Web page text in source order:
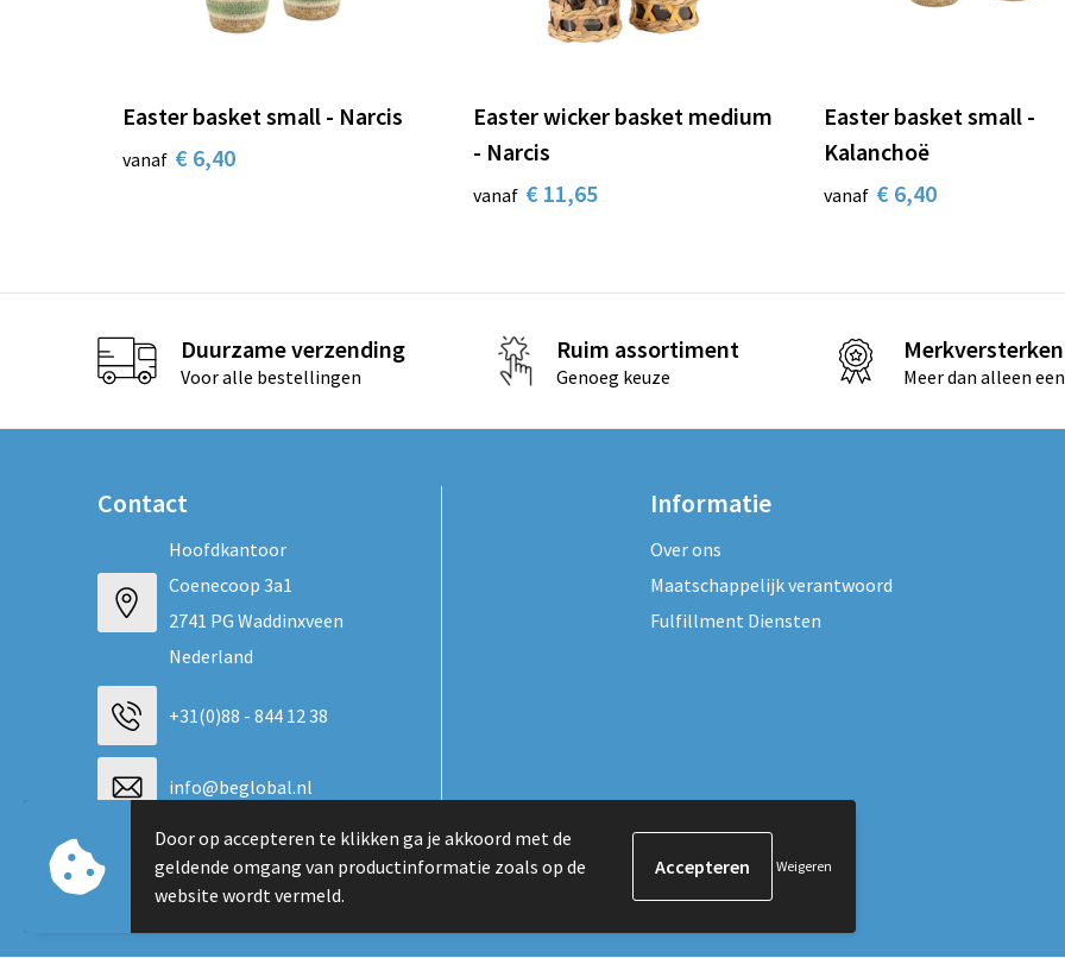
Easter basket small - Narcis
vanaf € 6,40
Easter wicker basket medium
- Narcis
vanaf € 11,65
Easter basket small -
Kalanchoë
vanaf € 6,40
Duurzame verzending
Voor alle bestellingen
Ruim assortiment
Genoeg keuze Meer dan alleen
Contact
Hoofdkantoor
Coenecoop 3a1
2741 PG Waddinxveen
Nederland
+31(0)88 - 844 12 38
info@beglobal.nl
Neem contact op
Informatie
Over ons
Maatschappelijk verantwoord
Fulfillment Diensten
Door op accepteren te klikken ga je akkoord met de
geldende omgang van productinformatie zoals op de
website wordt vermeld.
Weigeren